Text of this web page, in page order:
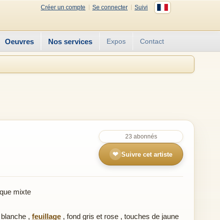
Créer un compte Se connecter Suivi
Oeuvres Nos services Expos Contact
23 abonnés
❤ Suivre cet artiste
mixte
, feuillage , fond gris et rose , touches de jaune